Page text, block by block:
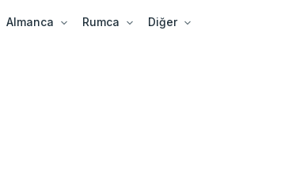
Almanca Rumca Diğer